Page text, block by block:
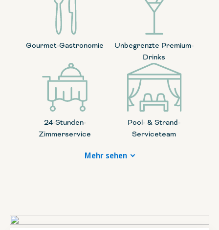
Gourmet-Gastronomie
Unbegrenzte Premium-
Drinks
24-Stunden-
Zimmerservice
Pool- & Strand-
Serviceteam
Mehr sehen